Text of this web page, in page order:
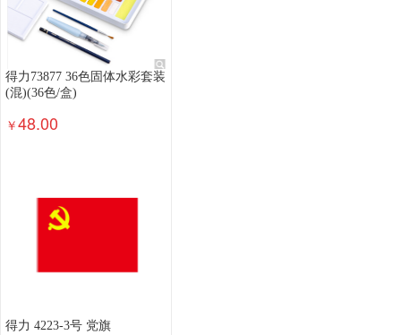
得力73877 36色固体水彩套装
(混)(36色/盒)
￥48.00
得力 4223-3号 党旗